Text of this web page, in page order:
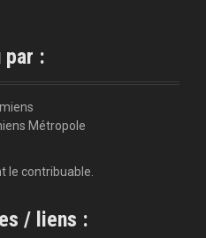
par :
Métropole
le contribuable.
/ liens :